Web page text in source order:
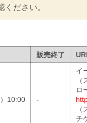
FIGHTING FEDERATION
ください。
販売終了
10:00 -
イ
（
ロ
（
チ